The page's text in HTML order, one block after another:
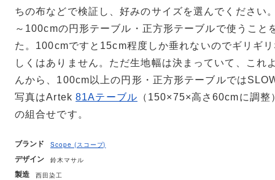
ちの布などで検証し、好みのサイズを選んでください
～100cmの円形テーブル・正方形テーブルで使うこと
た。100cmですと15cm程度しか垂れないのでギリギ
しくはありません。ただ生地幅は決まっていて、これ
んから、100cm以上の円形・正方形テーブルでは
写真はArtek81Aテーブル （150×75×高さ60cmに調
の組合せです。
ブランド Scope (スコープ)
デザイン 鈴木マサル
製造 西田染工